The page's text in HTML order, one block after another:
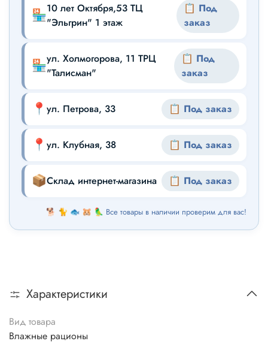
🏪10 лет Октября,53 ТЦ
"Эльгрин" 1 этаж
📋 Под
заказ
🏪ул. Холмогорова, 11 ТРЦ
"Талисман"
📋 Под
заказ
📍 ул. Петрова, 33 📋 Под заказ
📍 ул. Клубная, 38 📋 Под заказ
📦Склад интернет-магазина 📋 Под заказ
🐕 🐈 🐟 🐹 🦜 Все товары в наличии проверим для вас!
Характеристики
Вид товара
Влажные рационы